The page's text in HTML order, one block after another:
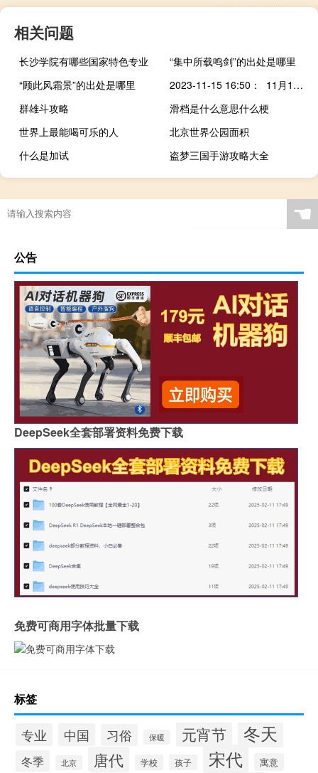
相关问题
长沙学院有哪些国家特色专业
“集中所载鸣剑”的出处是哪里
“顾此风霜景”的出处是哪里
2023-11-15 16:50： 11月15日16时07分，G1514宁上高速福建南平段伞街隧道内K272处（南平往宁德方向）发生事故，公路交通单向中断，事故占用紧急停车带及部分主车道，公路恢复通行时间待定。​​​
群雄斗攻略
滑档是什么意思什么梗
世界上最能喝可乐的人
北京世界公园面积
什么是加试
盗梦三国手游攻略大全
☚
公告
DeepSeek全套部署资料免费下载
免费可商用字体批量下载
标签
专业 中国 习俗 保暖 元宵节 冬天
冬季 北京 唐代 学校 孩子 宋代 寓意